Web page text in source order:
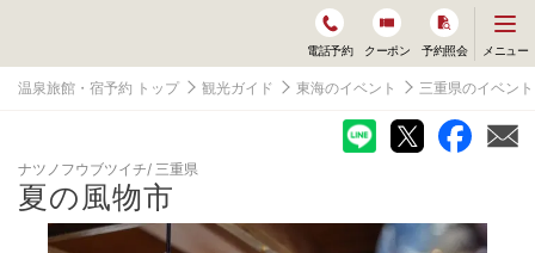
電話予約 クーポン 予約照会
ニ
ー
開
く
メニュー
温泉旅館・宿予約 トップ 観光ガイド 東海のイベント 三重県のイベント
ナツノフウブツイチ 三重県
夏の風物市